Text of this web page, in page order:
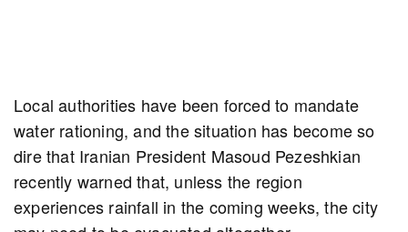
Local authorities have been forced to mandate
water rationing, and the situation has become so
dire that Iranian President Masoud Pezeshkian
recently warned that, unless the region
experiences rainfall in the coming weeks, the city